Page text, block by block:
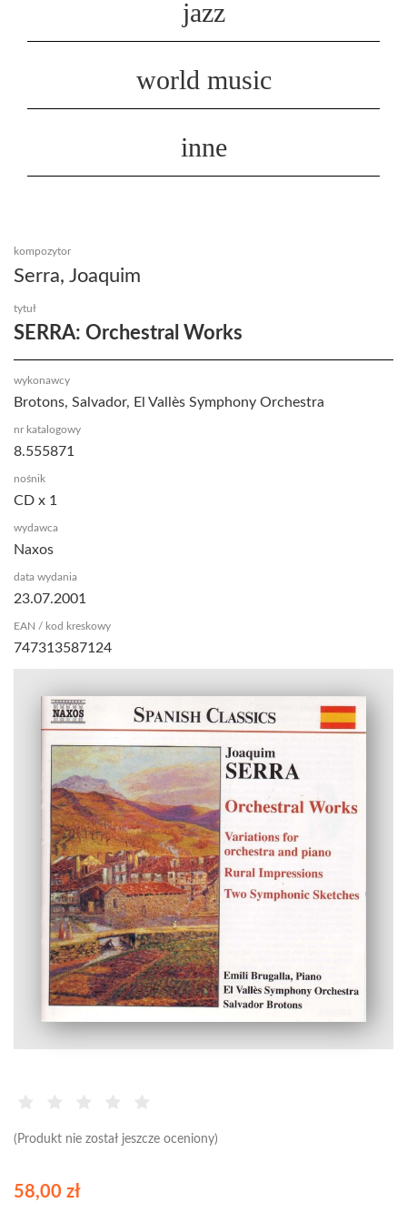
jazz
world music
inne
(Produkt nie został jeszcze oceniony)
kompozytor
Serra, Joaquim
tytuł
SERRA: Orchestral Works
wykonawcy
Brotons, Salvador, El Vallès Symphony Orchestra
nr katalogowy
8.555871
nośnik
CD x 1
wydawca
Naxos
data wydania
23.07.2001
EAN / kod kreskowy
747313587124
58,00 zł